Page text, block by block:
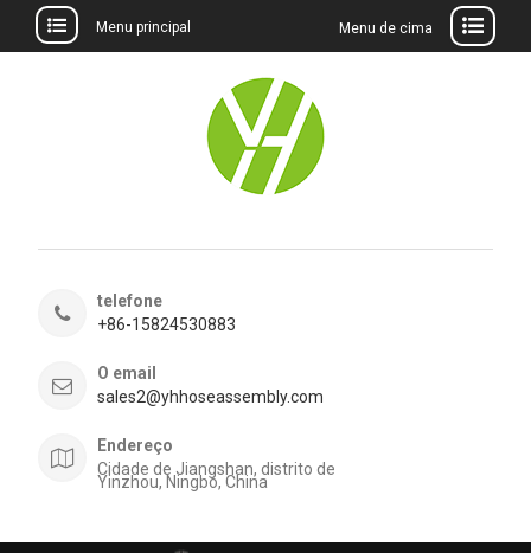
Menu principal Menu de cima
telefone
+86-15824530883
O email
sales2@yhhoseassembly.com
Endereço
Cidade de Jiangshan, distrito de
Yinzhou, Ningbo, China